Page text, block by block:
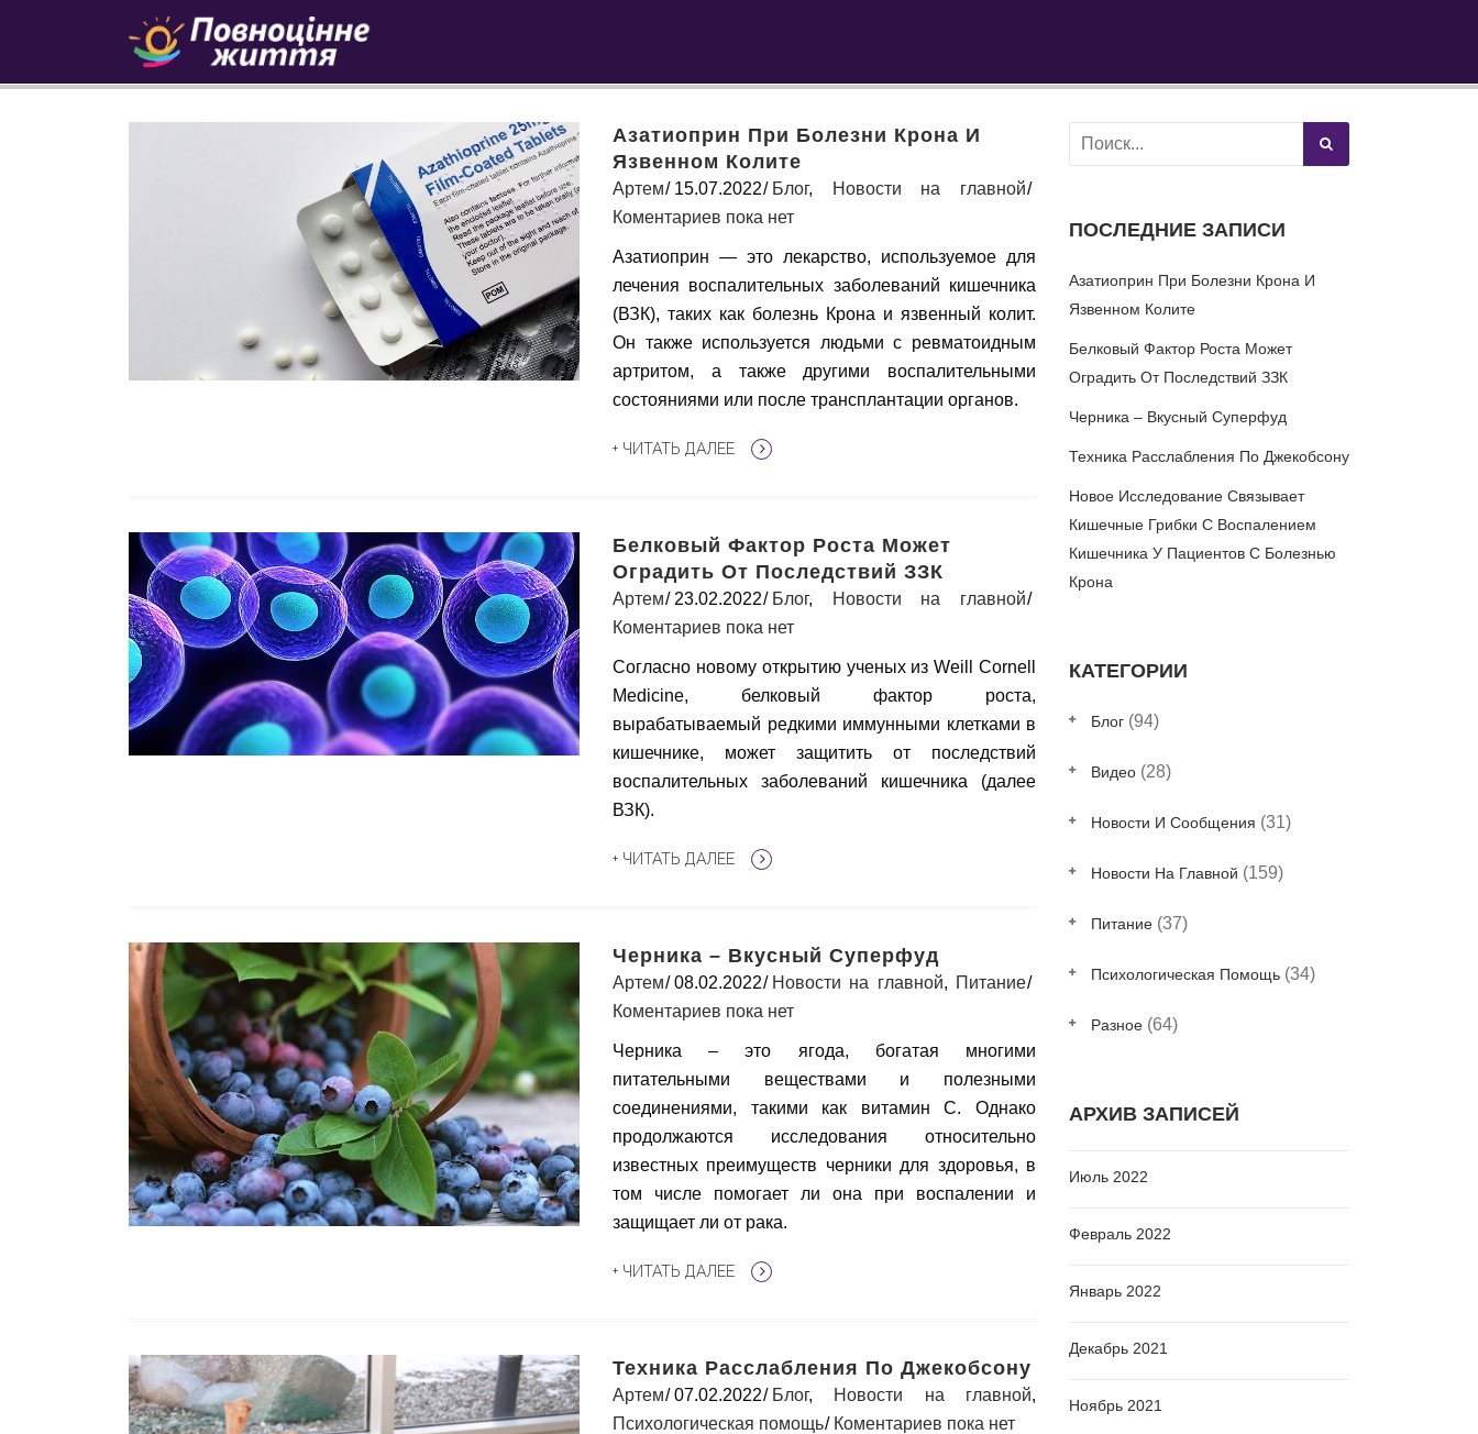
Азатиоприн При Болезни Крона И
Язвенном Колите
Артем 15.07.2022 Блог,
Новости на главной
Коментариев пока нет
Азатиоприн — это лекарство, используемое для
лечения воспалительных заболеваний кишечника
(ВЗК), таких как болезнь Крона и язвенный колит.
Он также используется людьми с ревматоидным
артритом, а также другими воспалительными
состояниями или после трансплантации органов.
+ ЧИТАТЬ ДАЛЕЕ
Белковый Фактор Роста Может
Оградить От Последствий ЗЗК
Артем 23.02.2022 Блог,
Новости на главной
Коментариев пока нет
Согласно новому открытию ученых из Weill Cornell
Medicine, белковый фактор роста,
вырабатываемый редкими иммунными клетками в
кишечнике, может защитить от последствий
воспалительных заболеваний кишечника (далее
ВЗК).
+ ЧИТАТЬ ДАЛЕЕ
Черника – Вкусный Суперфуд
Артем 08.02.2022 Новости на главной, Питание
Коментариев пока нет
Черника – это ягода, богатая многими
питательными веществами и полезными
соединениями, такими как витамин С. Однако
продолжаются исследования относительно
известных преимуществ черники для здоровья, в
том числе помогает ли она при воспалении и
защищает ли от рака.
+ ЧИТАТЬ ДАЛЕЕ
Техника Расслабления По Джекобсону
Артем 07.02.2022 Блог, Новости на главной,
Психологическая помощь
Коментариев пока нет
ПОСЛЕДНИЕ ЗАПИСИ
Азатиоприн При Болезни Крона И
Язвенном Колите
Белковый Фактор Роста Может
Оградить От Последствий ЗЗК
Черника – Вкусный Суперфуд
Техника Расслабления По Джекобсону
Новое Исследование Связывает
Кишечные Грибки С Воспалением
Кишечника У Пациентов С Болезнью
Крона
КАТЕГОРИИ
Блог (94)
Видео (28)
Новости И Сообщения (31)
Новости На Главной (159)
Питание (37)
Психологическая Помощь (34)
Разное (64)
АРХИВ ЗАПИСЕЙ
Июль 2022
Февраль 2022
Январь 2022
Декабрь 2021
Ноябрь 2021